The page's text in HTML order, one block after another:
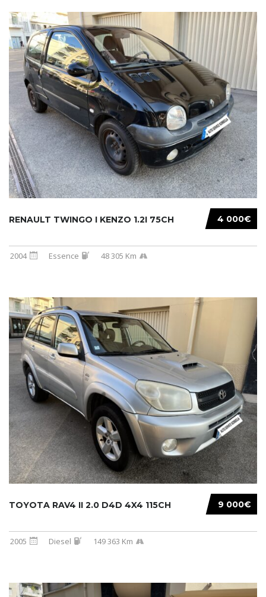
4 000€
RENAULT TWINGO I KENZO 1.2I 75CH
2004 Essence 48 305 Km
9 000€
TOYOTA RAV4 II 2.0 D4D 4X4 115CH
2005 Diesel 149 363 Km